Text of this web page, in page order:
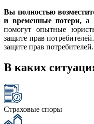
Вы полностью
и временные потери, а
помогут опытные
защите прав
защите прав потребителей.
В каких
Страховые споры